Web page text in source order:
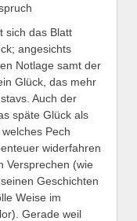
sich das Blatt
angesichts
Notlage samt der
Glück, das mehr
Auch der
späte Glück als
Pech
widerfahren
Versprechen (wie
Geschichten
Weise im
Gerade weil